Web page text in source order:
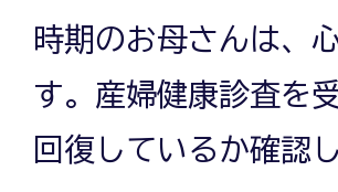
時期のお母さんは、
す。産婦健康診査を
回復しているか確認